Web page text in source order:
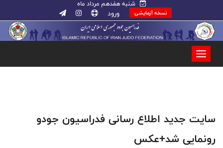
شنبه هفدهم مرداد ماه
نسخه آزمایشی ورود
سایت جدید اطلاع رسانی فدراسیون جودو
رونمایی شد+عکس